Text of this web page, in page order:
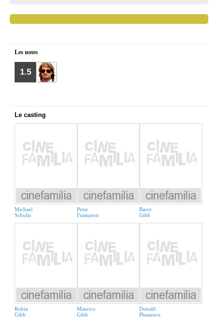
Les notes
1.5
Le casting
Michael
Schultz
Peter
Frampton
Barry
Gibb
Robin
Gibb
Maurice
Gibb
Donald
Pleasence